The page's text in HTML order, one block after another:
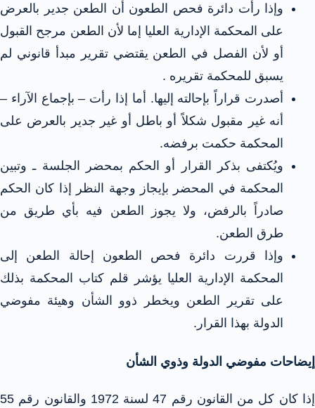
وإذا رأت دائرة فحص الطعون أن الطعن جدير بالعرض
على المحكمة الإدارية العليا إما لأن الطعن مرجح القبول
أو لأن الفصل في الطعن يقتضي تقرير مبدأ قانوني لم
يسبق للمحكمة تقريره .
أصدرت قراراً بإحالته إليها. أما إذا رأت – بإجماع الآراء –
أنه غير مقبول شكلاً أو باطل أو غير جدير بالعرض على
المحكمة حكمت برفضه.
ويُكتفى بذكر القرار أو الحكم بمحضر الجلسة ـ وتبين
المحكمة في المحضر بإيجاز وجهة النظر إذا كان الحكم
صادراً بالرفض، ولا يجوز الطعن فيه بأي طريق من
طرق الطعن.
وإذا قررت دائرة فحص الطعون إحالة الطعن إلى
المحكمة الإدارية العليا يؤشر قلم كتاب المحكمة بذلك
على تقرير الطعن ويخطر ذوو الشأن وهيئة مفوضي
الدولة بهذا القرار.
إيضاحات مفوضي الدولة وذوي الشأن
إذا كان كل من القانون رقم 47 لسنة 1972 والقانون رقم 55